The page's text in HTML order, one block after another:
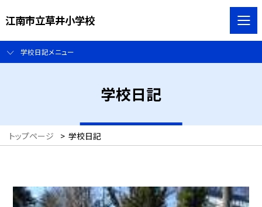
江南市立草井小学校
学校日記メニュー
学校日記
トップページ > 学校日記